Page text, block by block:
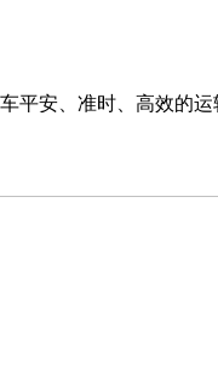
安、准时、高效的运